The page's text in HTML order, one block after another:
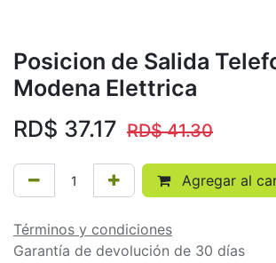
Posicion de Salida
Modena Elettrica
RD$ 37.17 RD$41.30
Agregar al
Términos y condiciones
Garantía de devolución de 30 días